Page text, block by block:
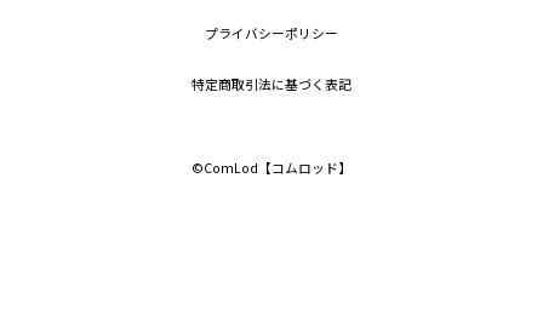
プライバシーポリシー
特定商取引法に基づく表記
©︎ComLod【コムロッド】